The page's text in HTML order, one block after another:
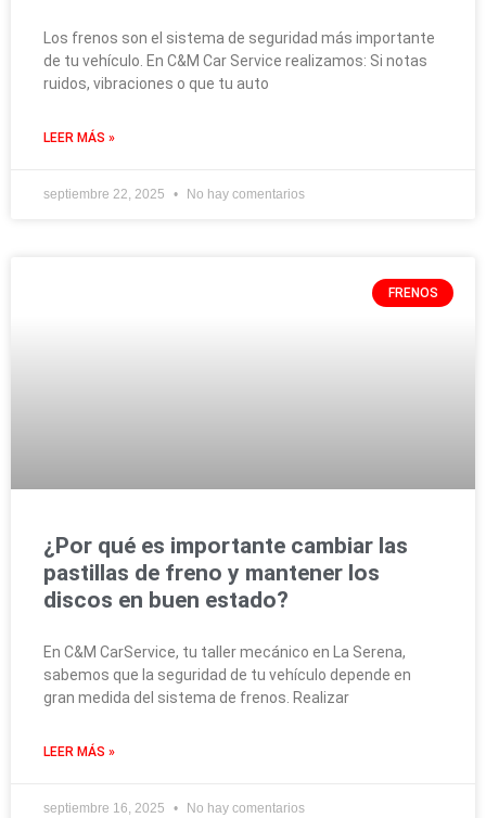
Los frenos son el sistema de seguridad más importante
de tu vehículo. En C&M Car Service realizamos: Si notas
ruidos, vibraciones o que tu auto
LEER MÁS »
septiembre 22, 2025 No hay comentarios
FRENOS
¿Por qué es importante cambiar las
pastillas de freno y mantener los
discos en buen estado?
En C&M CarService, tu taller mecánico en La Serena,
sabemos que la seguridad de tu vehículo depende en
gran medida del sistema de frenos. Realizar
LEER MÁS »
septiembre 16, 2025 No hay comentarios